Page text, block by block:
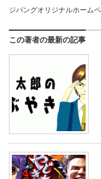
ジパングオリジナルホーム
この著者の最新の記事